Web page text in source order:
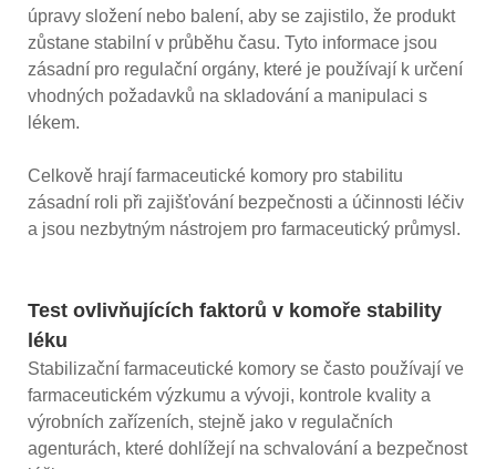
úpravy složení nebo balení, aby se zajistilo, že produkt
zůstane stabilní v průběhu času. Tyto informace jsou
zásadní pro regulační orgány, které je používají k určení
vhodných požadavků na skladování a manipulaci s
lékem.
Celkově hrají farmaceutické komory pro stabilitu
zásadní roli při zajišťování bezpečnosti a účinnosti léčiv
a jsou nezbytným nástrojem pro farmaceutický průmysl.
Test ovlivňujících faktorů v komoře stability
léku
Stabilizační farmaceutické komory se často používají ve
farmaceutickém výzkumu a vývoji, kontrole kvality a
výrobních zařízeních, stejně jako v regulačních
agenturách, které dohlížejí na schvalování a bezpečnost